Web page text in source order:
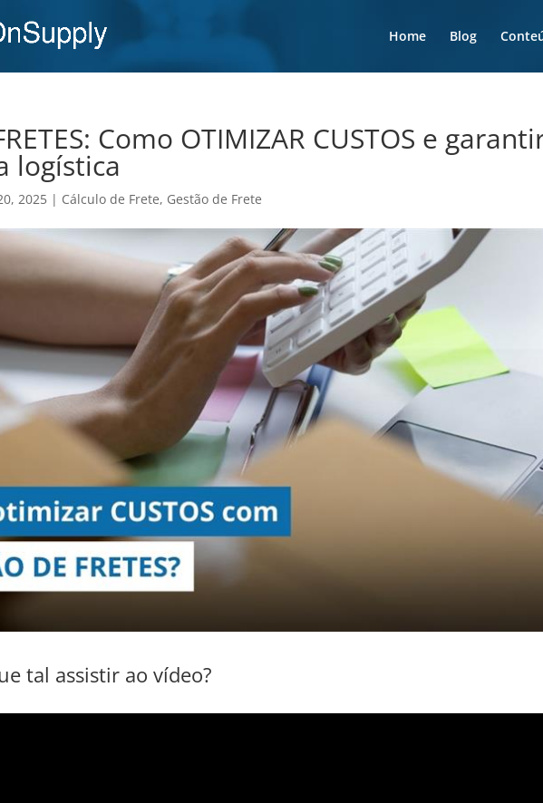
Home Blog
Como OTIMIZAR CUSTOS e
logística
2025 | Cálculo de Frete, Gestão de Frete
tal assistir ao vídeo?